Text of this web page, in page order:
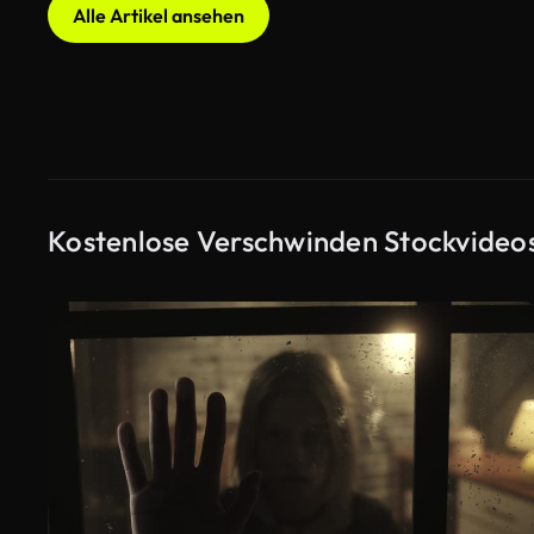
Alle Artikel ansehen
Kostenlose Verschwinden